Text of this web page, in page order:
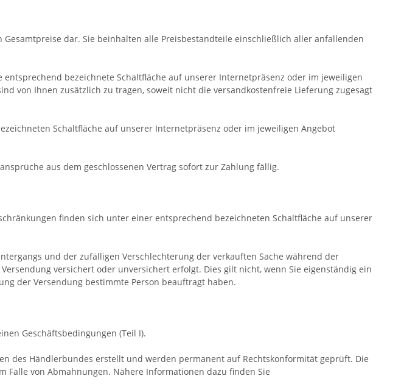
dar. Sie beinhalten alle Preisbestandteile einschließlich aller anfallenden
bezeichnete Schaltfläche auf unserer Internetpräsenz oder im jeweiligen
von Ihnen zusätzlich zu tragen, soweit nicht die versandkostenfreie Lieferung zugesagt
Schaltfläche auf unserer Internetpräsenz oder im jeweiligen Angebot
aus dem geschlossenen Vertrag sofort zur Zahlung fällig.
finden sich unter einer entsprechend bezeichneten Schaltfläche auf unserer
und der zufälligen Verschlechterung der verkauften Sache während der
versichert oder unversichert erfolgt. Dies gilt nicht, wenn Sie eigenständig ein
der Versendung bestimmte Person beauftragt haben.
Geschäftsbedingungen (Teil I).
des Händlerbundes erstellt und werden permanent auf Rechtskonformität geprüft. Die
von Abmahnungen. Nähere Informationen dazu finden Sie